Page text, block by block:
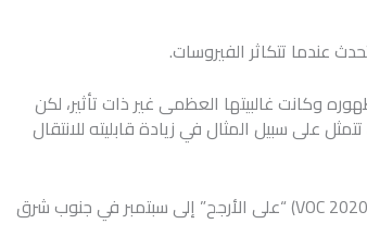
عندما تتكاثر الفيروسات.
طفرات متعددة في فيروس سارس-كوف-2 منذ ظهوره وكانت غالبيتها العظمى غير ذات تأثير، لكن
على سبيل المثال في زيادة قابليته للانتقال
ويعود منشأ المتغيرة بي 1.1.7 التي عدت أول تحول مهم (VOC 202012/01) “على الأرجح” إلى سبتمبر في جنوب شرق